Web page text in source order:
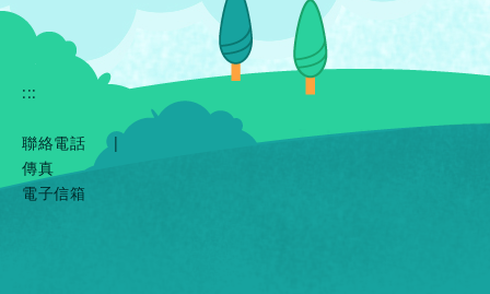
:::
聯絡電話
|
傳真
電子信箱